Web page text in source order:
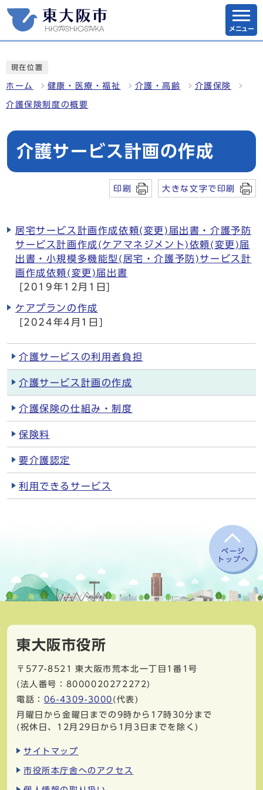
メニュー
現在位置
ホーム 健康・医療・福祉 介護・高齢 介護保険
介護保険制度の概要
介護サービス計画の作成
印刷 大きな文字で印刷
居宅サービス計画作成依頼(変更)届出書・介護予防
サービス計画作成(ケアマネジメント)依頼(変更)届
出書・小規模多機能型(居宅・介護予防)サービス計
画作成依頼(変更)届出書
[2019年12月1日]
ケアプランの作成
[2024年4月1日]
介護サービスの利用者負担
介護サービス計画の作成
介護保険の仕組み・制度
保険料
要介護認定
利用できるサービス
ページ
トップへ
東大阪市役所
〒577-8521
東大阪市荒本北一丁目1番1号
(法人番号：8000020272272)
電話： 06-4309-3000 (代表)
月曜日から金曜日までの9時から17時30分まで
(祝休日、12月29日から1月3日までを除く)
サイトマップ
市役所本庁舎へのアクセス